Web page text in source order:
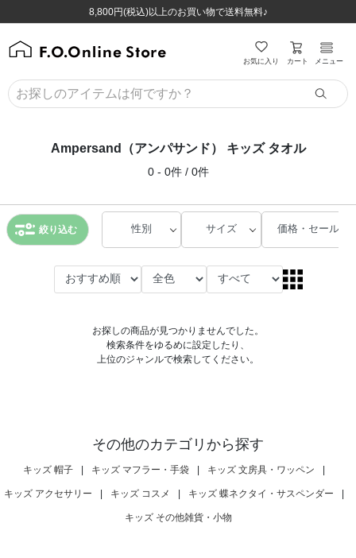
8,800円(税込)以上のお買い物で送料無料♪
ほぼ全品半額！！8/12(水)お昼12:59まで！！
8,800円(税込)以上のお買い物で送料無料♪
ほぼ全品半額！！8/12(水)お昼12:59まで！！
お気に入り カート メニュー
Ampersand（アンパサンド） キッズ タオル
0 - 0件 / 0件
絞り込む 性別 サイズ 価格・セール
お探しの商品が見つかりませんでした。
検索条件をゆるめに設定したり、
上位のジャンルで検索してください。
その他のカテゴリから探す
キッズ 帽子 | キッズ マフラー・手袋 | キッズ 文房具・ワッペン |
キッズ アクセサリー | キッズ コスメ | キッズ 蝶ネクタイ・サスペンダー |
キッズ その他雑貨・小物